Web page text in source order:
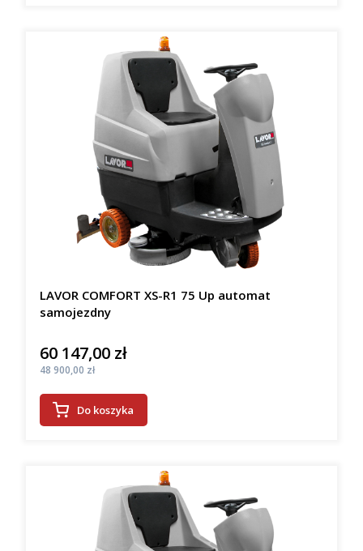
LAVOR COMFORT XS-R1 75 Up automat
samojezdny
Cena
60 147,00 zł
Cena
48 900,00 zł
Do koszyka